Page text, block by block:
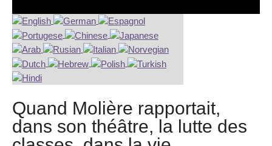
Quand Molière rapportait,
dans son théâtre, la lutte des